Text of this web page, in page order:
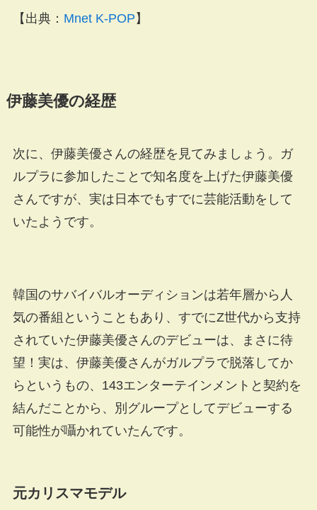
【出典： Mnet K-POP 】
伊藤美優の経歴
次に、伊藤美優さんの経歴を見てみましょう。ガ
ルプラに参加したことで知名度を上げた伊藤美優
さんですが、実は日本でもすでに芸能活動をして
いたようです。
韓国のサバイバルオーディションは若年層から人
気の番組ということもあり、すでにZ世代から支持
されていた伊藤美優さんのデビューは、まさに待
望！実は、伊藤美優さんがガルプラで脱落してか
らというもの、143エンターテインメントと契約を
結んだことから、別グループとしてデビューする
可能性が囁かれていたんです。
元カリスマモデル